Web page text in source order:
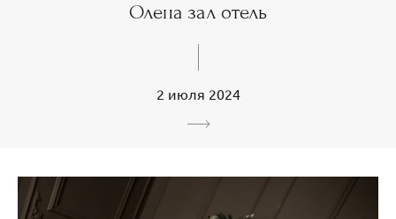
Олена зал отель
2 июля 2024